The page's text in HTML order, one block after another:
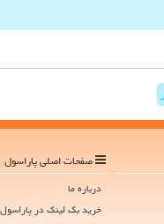
صفحات اصلی پاراسول
درباره ما
خرید بک لینک در پاراسول